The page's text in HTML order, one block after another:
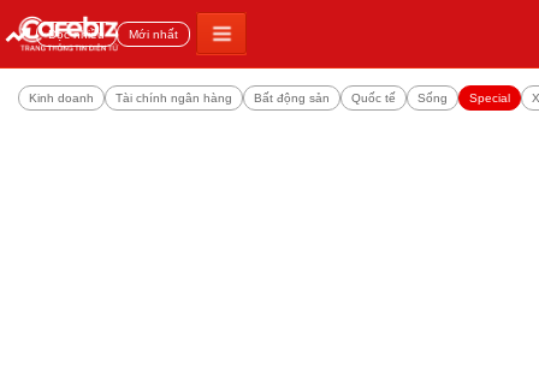
Đọc nhiều Mới nhất
Kinh doanh Tài chính ngân hàng Bất động sản Quốc tế Sống Special